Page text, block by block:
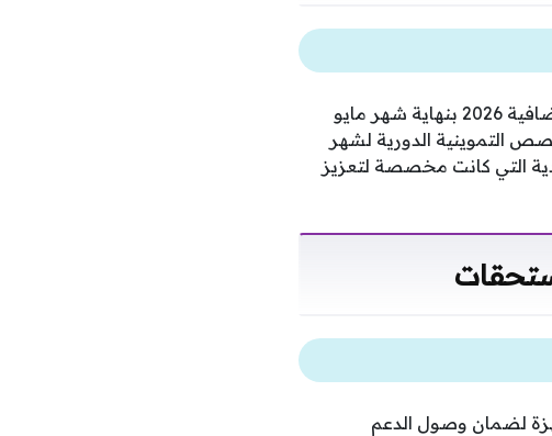
أعلنت وزارة التموين عن إغلاق ملف الدعم الاستثنائي المتمثل في منحة التموين الإضافية 2026 بنهاية شهر مايو
التموينية الدورية لشهر
التي كانت مخصصة لتعزيز
منافذ مجهزة لضمان وصول الدعم